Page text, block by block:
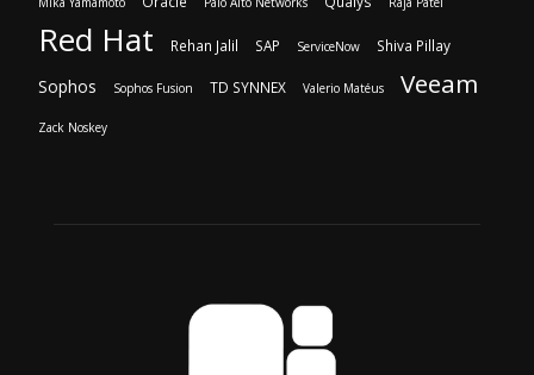
Red Hat Rehan Jalil SAP ServiceNow Shiva Pillay
Sophos Sophos Fusion TD SYNNEX Valerio Matéus Veeam
Zack Noskey